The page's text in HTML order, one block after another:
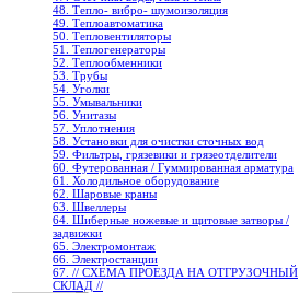
48. Тепло- вибро- шумоизоляция
49. Теплоавтоматика
50. Тепловентиляторы
51. Теплогенераторы
52. Теплообменники
53. Трубы
54. Уголки
55. Умывальники
56. Унитазы
57. Уплотнения
58. Установки для очистки сточных вод
59. Фильтры, грязевики и грязеотделители
60. Футерованная / Гуммированная арматура
61. Холодильное oборудование
62. Шаровые краны
63. Швеллеры
64. Шиберные ножевые и щитовые затворы /
задвижки
65. Электромонтаж
66. Электростанции
67. // СХЕМА ПРОЕЗДА НА ОТГРУЗОЧНЫЙ
СКЛАД //